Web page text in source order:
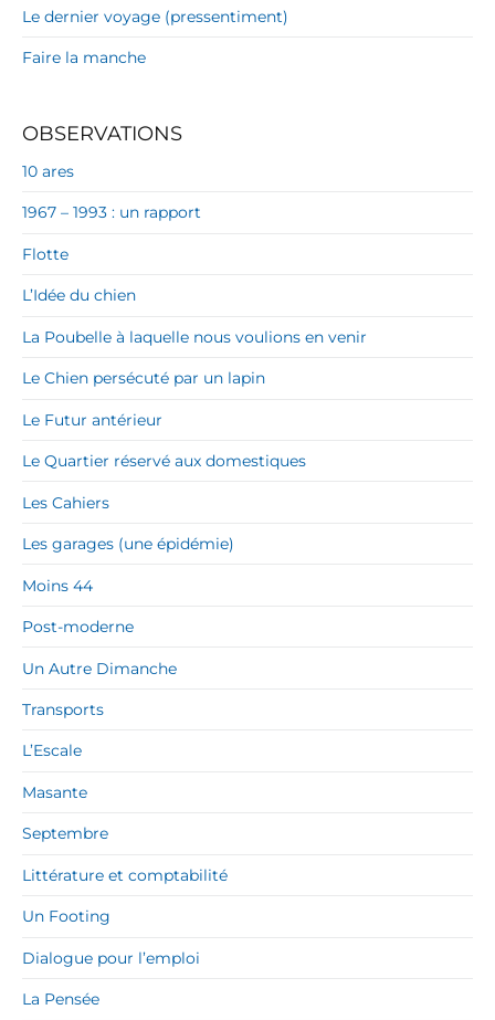
Le dernier voyage (pressentiment)
Faire la manche
OBSERVATIONS
10 ares
1967 – 1993 : un rapport
Flotte
L’Idée du chien
La Poubelle à laquelle nous voulions en venir
Le Chien persécuté par un lapin
Le Futur antérieur
Le Quartier réservé aux domestiques
Les Cahiers
Les garages (une épidémie)
Moins 44
Post-moderne
Un Autre Dimanche
Transports
L’Escale
Masante
Septembre
Littérature et comptabilité
Un Footing
Dialogue pour l’emploi
La Pensée